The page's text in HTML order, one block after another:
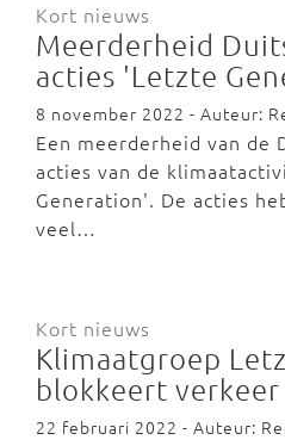
Kort nieuws
Meerderheid
acties 'Letzte
8 november 2022 - Auteur:
Een meerderheid van de
acties van de
Generation'. De acties
veel…
Kort nieuws
Klimaatgroep
blokkeert verkeer
22 februari 2022 - Auteur: